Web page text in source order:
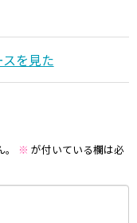
を見た
※ が付いている欄は必